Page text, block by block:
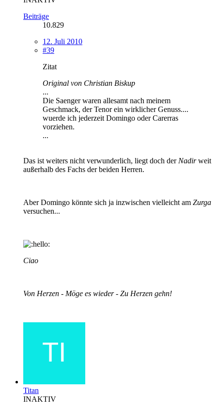
Beiträge
10.829
12. Juli 2010
#39
Zitat
Original von Christian Biskup
...
Die Saenger waren allesamt nach meinem
Geschmack, der Tenor ein wirklicher Genuss....
wuerde ich jederzeit Domingo oder Carerras
vorziehen.
...
Das ist weiters nicht verwunderlich, liegt doch der Nadirweit
außerhalb des Fachs der beiden Herren.
Aber Domingo könnte sich ja inzwischen vielleicht am Zurga
versuchen...
Ciao
Von Herzen - Möge es wieder - Zu Herzen gehn!
Titan
INAKTIV